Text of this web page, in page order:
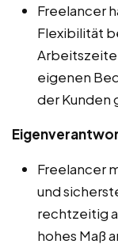
Freelancer
Flexibilität
eigenen
der Kunden
Freelancer
und
rechtzeitig
hohes Maß